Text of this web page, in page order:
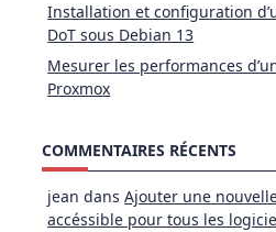
Installation et configuration
DoT sous Debian 13
Mesurer les performances
Proxmox
COMMENTAIRES RÉCENTS
jean dansAjouter une
accéssible pour tous les